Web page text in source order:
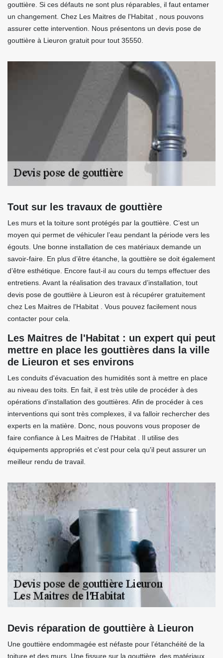
gouttière. Si ces défauts ne sont plus réparables, il faut entamer
un changement. Chez Les Maitres de l'Habitat , nous pouvons
assurer cette intervention. Nous présentons un devis pose de
gouttière à Lieuron gratuit pour tout 35550.
Tout sur les travaux de gouttière
Les murs et la toiture sont protégés par la gouttière. C’est un
moyen qui permet de véhiculer l’eau pendant la période vers les
égouts. Une bonne installation de ces matériaux demande un
savoir-faire. En plus d’être étanche, la gouttière se doit également
d’être esthétique. Encore faut-il au cours du temps effectuer des
entretiens. Avant la réalisation des travaux d’installation, tout
devis pose de gouttière à Lieuron est à récupérer gratuitement
chez Les Maitres de l'Habitat . Vous pouvez facilement nous
contacter pour cela.
Les Maitres de l'Habitat : un expert qui peut
mettre en place les gouttières dans la ville
de Lieuron et ses environs
Les conduits d'évacuation des humidités sont à mettre en place
au niveau des toits. En fait, il est très utile de procéder à des
opérations d'installation des gouttières. Afin de procéder à ces
interventions qui sont très complexes, il va falloir rechercher des
experts en la matière. Donc, nous pouvons vous proposer de
faire confiance à Les Maitres de l'Habitat . Il utilise des
équipements appropriés et c'est pour cela qu'il peut assurer un
meilleur rendu de travail.
Devis réparation de gouttière à Lieuron
Une gouttière endommagée est néfaste pour l’étanchéité de la
toiture et des murs. Une fissure sur la gouttière, des matériaux